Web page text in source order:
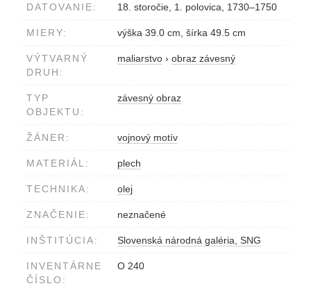
DATOVANIE: 18. storočie, 1. polovica, 1730–1750
MIERY: výška 39.0 cm, šírka 49.5 cm
VÝTVARNÝ
DRUH:
maliarstvo › obraz závesný
TYP
OBJEKTU:
závesný obraz
ŽÁNER: vojnový motív
MATERIÁL: plech
TECHNIKA: olej
ZNAČENIE: neznačené
INŠTITÚCIA: Slovenská národná galéria, SNG
INVENTÁRNE
ČÍSLO:
O 240